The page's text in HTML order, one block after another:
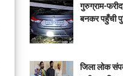
गुरुग्राम-
बनकर पहुँची
जिला लोक